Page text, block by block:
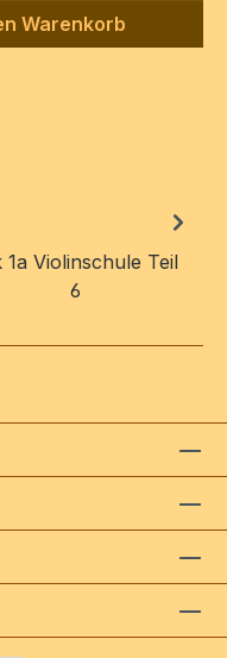
Warenkorb
Violinschule Teil